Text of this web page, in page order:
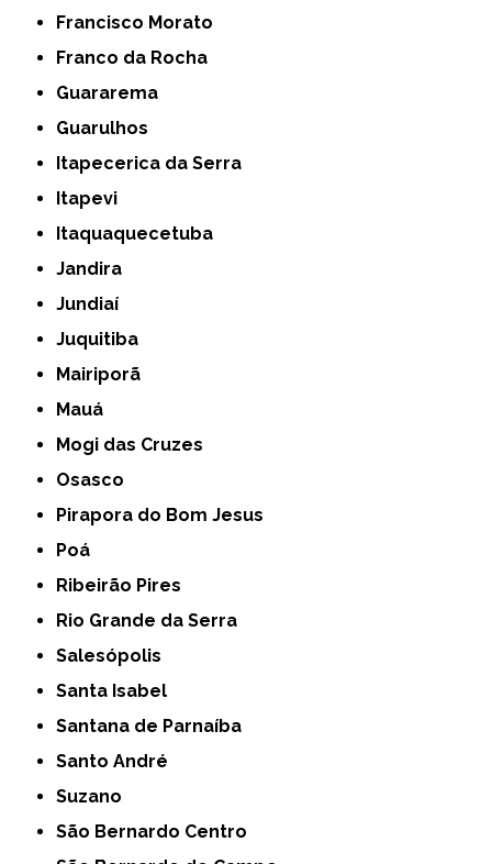
Francisco Morato
Franco da Rocha
Guararema
Guarulhos
Itapecerica da Serra
Itapevi
Itaquaquecetuba
Jandira
Jundiaí
Juquitiba
Mairiporã
Mauá
Mogi das Cruzes
Osasco
Pirapora do Bom Jesus
Poá
Ribeirão Pires
Rio Grande da Serra
Salesópolis
Santa Isabel
Santana de Parnaíba
Santo André
Suzano
São Bernardo Centro